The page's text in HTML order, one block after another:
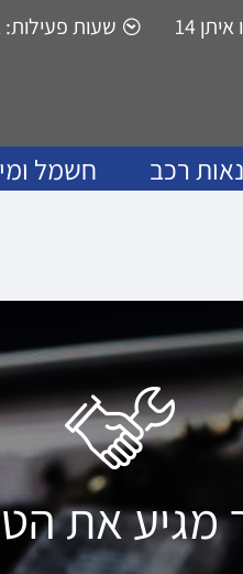
14 שעות פעילות: א'-ה':
רכב חשמל
את